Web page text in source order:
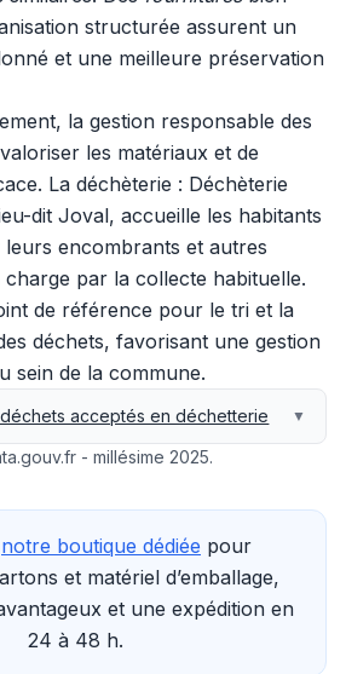
structurée assurent un
et une meilleure préservation
la gestion responsable des
les matériaux et de
La déchèterie : Déchèterie
dit Joval, accueille les habitants
encombrants et autres
par la collecte habituelle.
de référence pour le tri et la
déchets, favorisant une gestion
sein de la commune.
acceptés en déchetterie ▼
- millésime 2025.
notre boutique dédiée pour
et matériel d’emballage,
et une expédition en
24 à 48 h.